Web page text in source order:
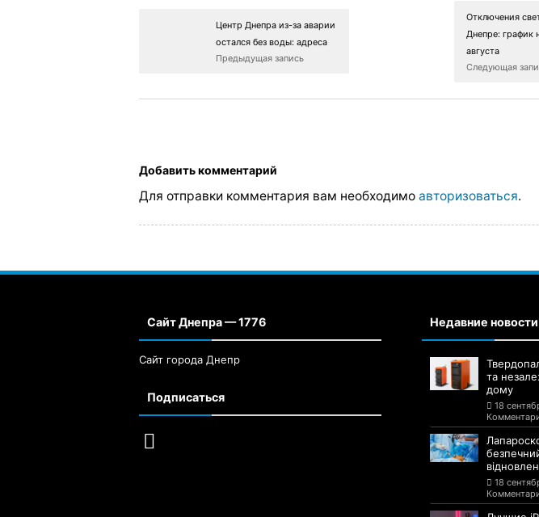
Центр Днепра из-за аварии
остался без воды: адреса
Предыдущая запись
Отключения
Днепре: график
августа
Следующая
Добавить комментарий
Для отправки комментария вам необходимо авторизоваться.
Сайт Днепра — 1776
Сайт города Днепр
Подписаться
Недавние новости
та
дому
18
18